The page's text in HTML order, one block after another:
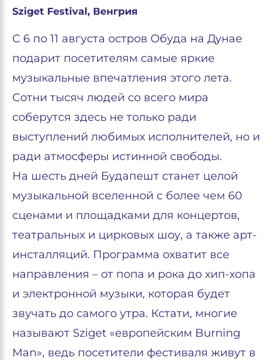
Sziget Festival, Венгрия
С 6 по 11 августа остров Обуда на Дунае
подарит посетителям самые яркие
музыкальные впечатления этого лета.
Сотни тысяч людей со всего мира
соберутся здесь не только ради
выступлений любимых исполнителей, но и
ради атмосферы истинной свободы.
На шесть дней Будапешт станет целой
музыкальной вселенной с более чем 60
сценами и площадками для концертов,
театральных и цирковых шоу, а также арт-
инсталляций. Программа охватит все
направления – от попа и рока до хип-хопа
и электронной музыки, которая будет
звучать до самого утра. Кстати, многие
называют Sziget «европейским Burning
Man», ведь посетители фестиваля живут в